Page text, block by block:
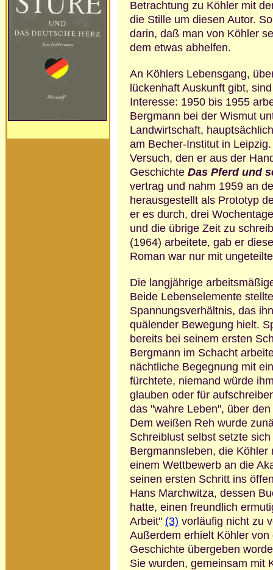
Betrachtung zu Köhler mit
die Stille um diesen Autor.
darin, daß man von Köhler
dem etwas abhelfen.
An Köhlers Lebensgang,
lücken­haft Auskunft gibt,
Interesse: 1950 bis 1955
Bergmann bei der Wismut
Landwirtschaft,
am Becher-Institut in
Versuch, den er aus der
Geschichte Das Pferd und
vertrag und nahm 1959 an
herausge­stellt als Prototyp
er es durch, drei
und die übrige Zeit zu
(1964) arbeitete, gab er
Roman war nur mit
Die langjährige
Beide Lebenselemente
Spannungsverhältnis, das
quälender Bewegung hielt.
bereits bei seinem ersten
Bergmann im Schacht
nächtliche Begegnung mit
fürch­tete, niemand würde
glauben oder für
das "wahre Leben", über
Dem weißen Reh wurde
Schreiblust selbst setzte
Bergmanns­leben, die
einem Wettbewerb an die
seinen ersten Schritt ins
Hans Marchwitza, dessen
hatte, einen freundlich
Arbeit" (3) vorläu­fig nicht zu
Außerdem erhielt Köhler
Geschichte übergeben
Sie wurden, gemeinsam mit